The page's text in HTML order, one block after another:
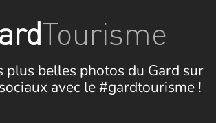
Tourisme
plus belles photos du Gard sur
avec le #gardtourisme !